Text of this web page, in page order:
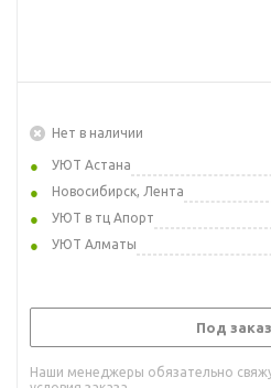
Нет в наличии
УЮТ Астана
Новосибирск, Лента
УЮТ в тц Апорт
УЮТ Алматы
Под заказ
Наши менеджеры обязательно